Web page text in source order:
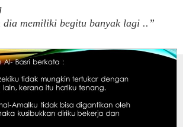
dia memiliki begitu banyak lagi ..”